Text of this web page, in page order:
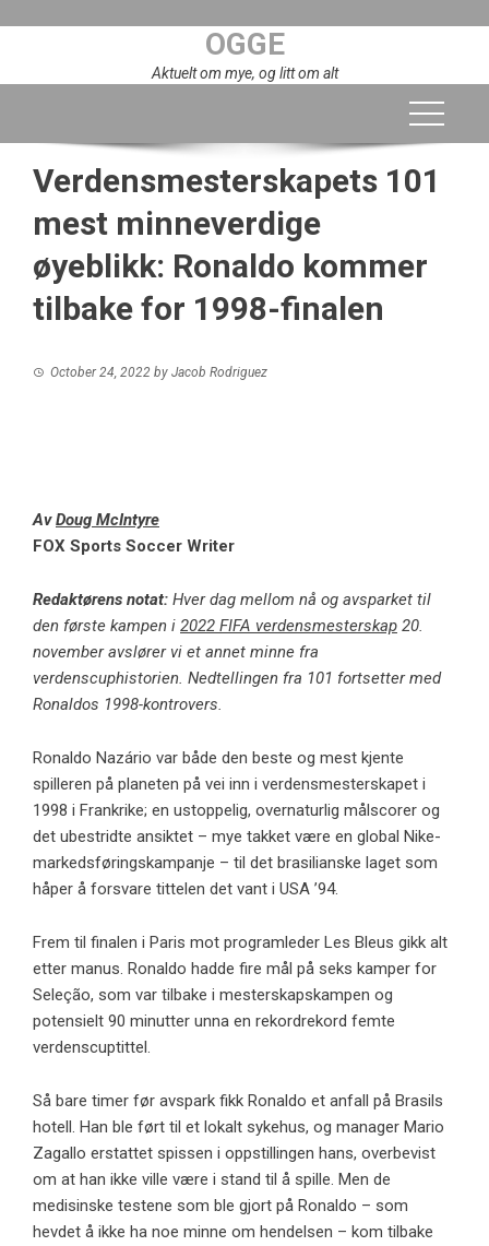
OGGE
Aktuelt om mye, og litt om alt
Verdensmesterskapets 101
mest minneverdige
øyeblikk: Ronaldo kommer
tilbake for 1998-finalen
October 24, 2022 by Jacob Rodriguez
AvDoug McIntyre
FOX Sports Soccer Writer
Redaktørens notat: Hver dag mellom nå og avsparket til
den første kampen i 2022 FIFA verdensmesterskap 20.
november avslører vi et annet minne fra
verdenscuphistorien. Nedtellingen fra 101 fortsetter med
Ronaldos 1998-kontrovers.
Ronaldo Nazário var både den beste og mest kjente
spilleren på planeten på vei inn i verdensmesterskapet i
1998 i Frankrike; en ustoppelig, overnaturlig målscorer og
det ubestridte ansiktet – mye takket være en global Nike-
markedsføringskampanje – til det brasilianske laget som
håper å forsvare tittelen det vant i USA ’94.
Frem til finalen i Paris mot programleder Les Bleus gikk alt
etter manus. Ronaldo hadde fire mål på seks kamper for
Seleção, som var tilbake i mesterskapskampen og
potensielt 90 minutter unna en rekordrekord femte
verdenscuptittel.
Så bare timer før avspark fikk Ronaldo et anfall på Brasils
hotell. Han ble ført til et lokalt sykehus, og manager Mario
Zagallo erstattet spissen i oppstillingen hans, overbevist
om at han ikke ville være i stand til å spille. Men de
medisinske testene som ble gjort på Ronaldo – som
hevdet å ikke ha noe minne om hendelsen – kom tilbake